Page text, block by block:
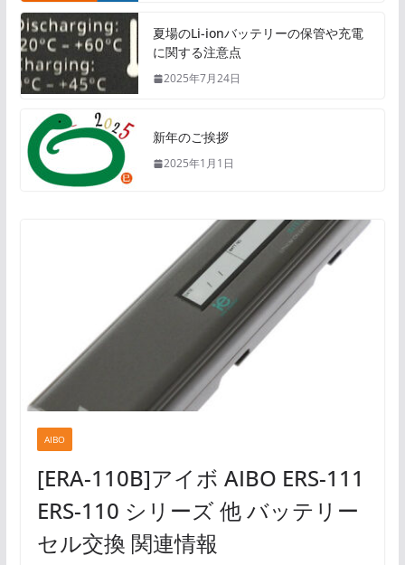
夏場のLi-ionバッテリーの保管や充電
に関する注意点
2025年7月24日
新年のご挨拶
2025年1月1日
AIBO
[ERA-110B]アイボ AIBO ERS-111
ERS-110 シリーズ 他 バッテリー
セル交換 関連情報